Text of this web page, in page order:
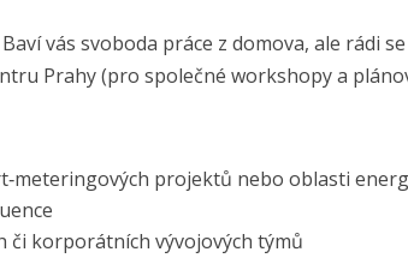
vás svoboda práce z domova, ale rádi
Prahy (pro společné workshopy a
projektů nebo oblasti
či korporátních vývojových týmů